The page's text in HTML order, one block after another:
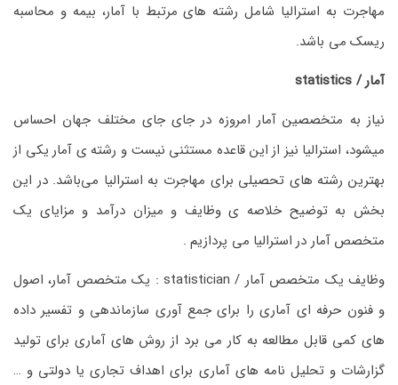
مهاجرت به استرالیا شامل رشته های مرتبط با آمار، بیمه و محاسبه
ریسک می باشد.
آمار / statistics
نیاز به متخصصین آمار امروزه در جای جای مختلف جهان احساس
میشود، استرالیا نیز از این قاعده مستثنی نیست و رشته ی آمار یکی از
بهترین رشته های تحصیلی برای مهاجرت به استرالیا می‌باشد. در این
بخش به توضیح خلاصه ی وظایف و میزان درآمد و مزایای یک
متخصص آمار در استرالیا می پردازیم .
وظایف یک متخصص آمار / statistician : یک متخصص آمار، اصول
و فنون حرفه ای آماری را برای جمع آوری سازماندهی و تفسیر داده
های کمی قابل مطالعه به کار می برد از روش های آماری برای تولید
گزارشات و تحلیل نامه های آماری برای اهداف تجاری یا دولتی و …